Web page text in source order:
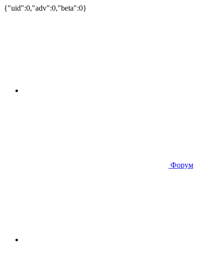
{"uid":0,"adv":0,"beta":0}
Форум